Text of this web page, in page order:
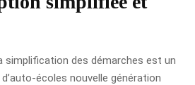
simplification des démarches est un
écoles nouvelle génération